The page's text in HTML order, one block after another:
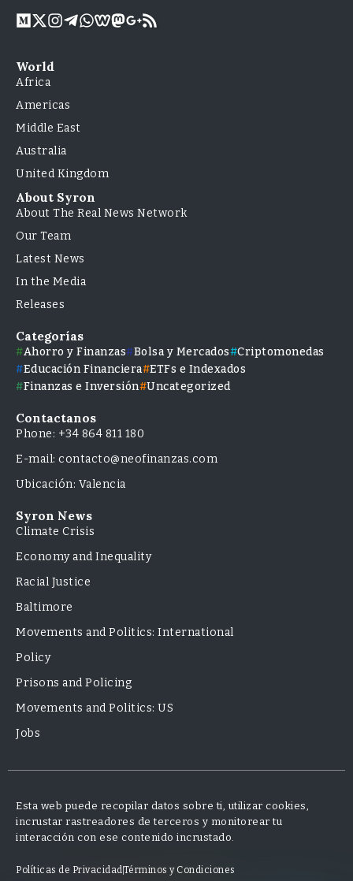
World
Africa
Americas
Middle East
Australia
United Kingdom
About Syron
About The Real News Network
Our Team
Latest News
In the Media
Releases
Categorías
Ahorro y Finanzas Bolsa y Mercados
Criptomonedas
Educación Financiera ETFs e Indexados
Finanzas e Inversión Uncategorized
Contactanos
Phone: +34 864 811 180
E-mail: contacto@neofinanzas.com
Ubicación: Valencia
Syron News
Climate Crisis
Economy and Inequality
Racial Justice
Baltimore
Movements and Politics: International
Policy
Prisons and Policing
Movements and Politics: US
Jobs
Esta web puede recopilar datos sobre ti, utilizar cookies,
incrustar rastreadores de terceros y monitorear tu
interacción con ese contenido incrustado.
Políticas de PrivacidadTérminos y Condiciones